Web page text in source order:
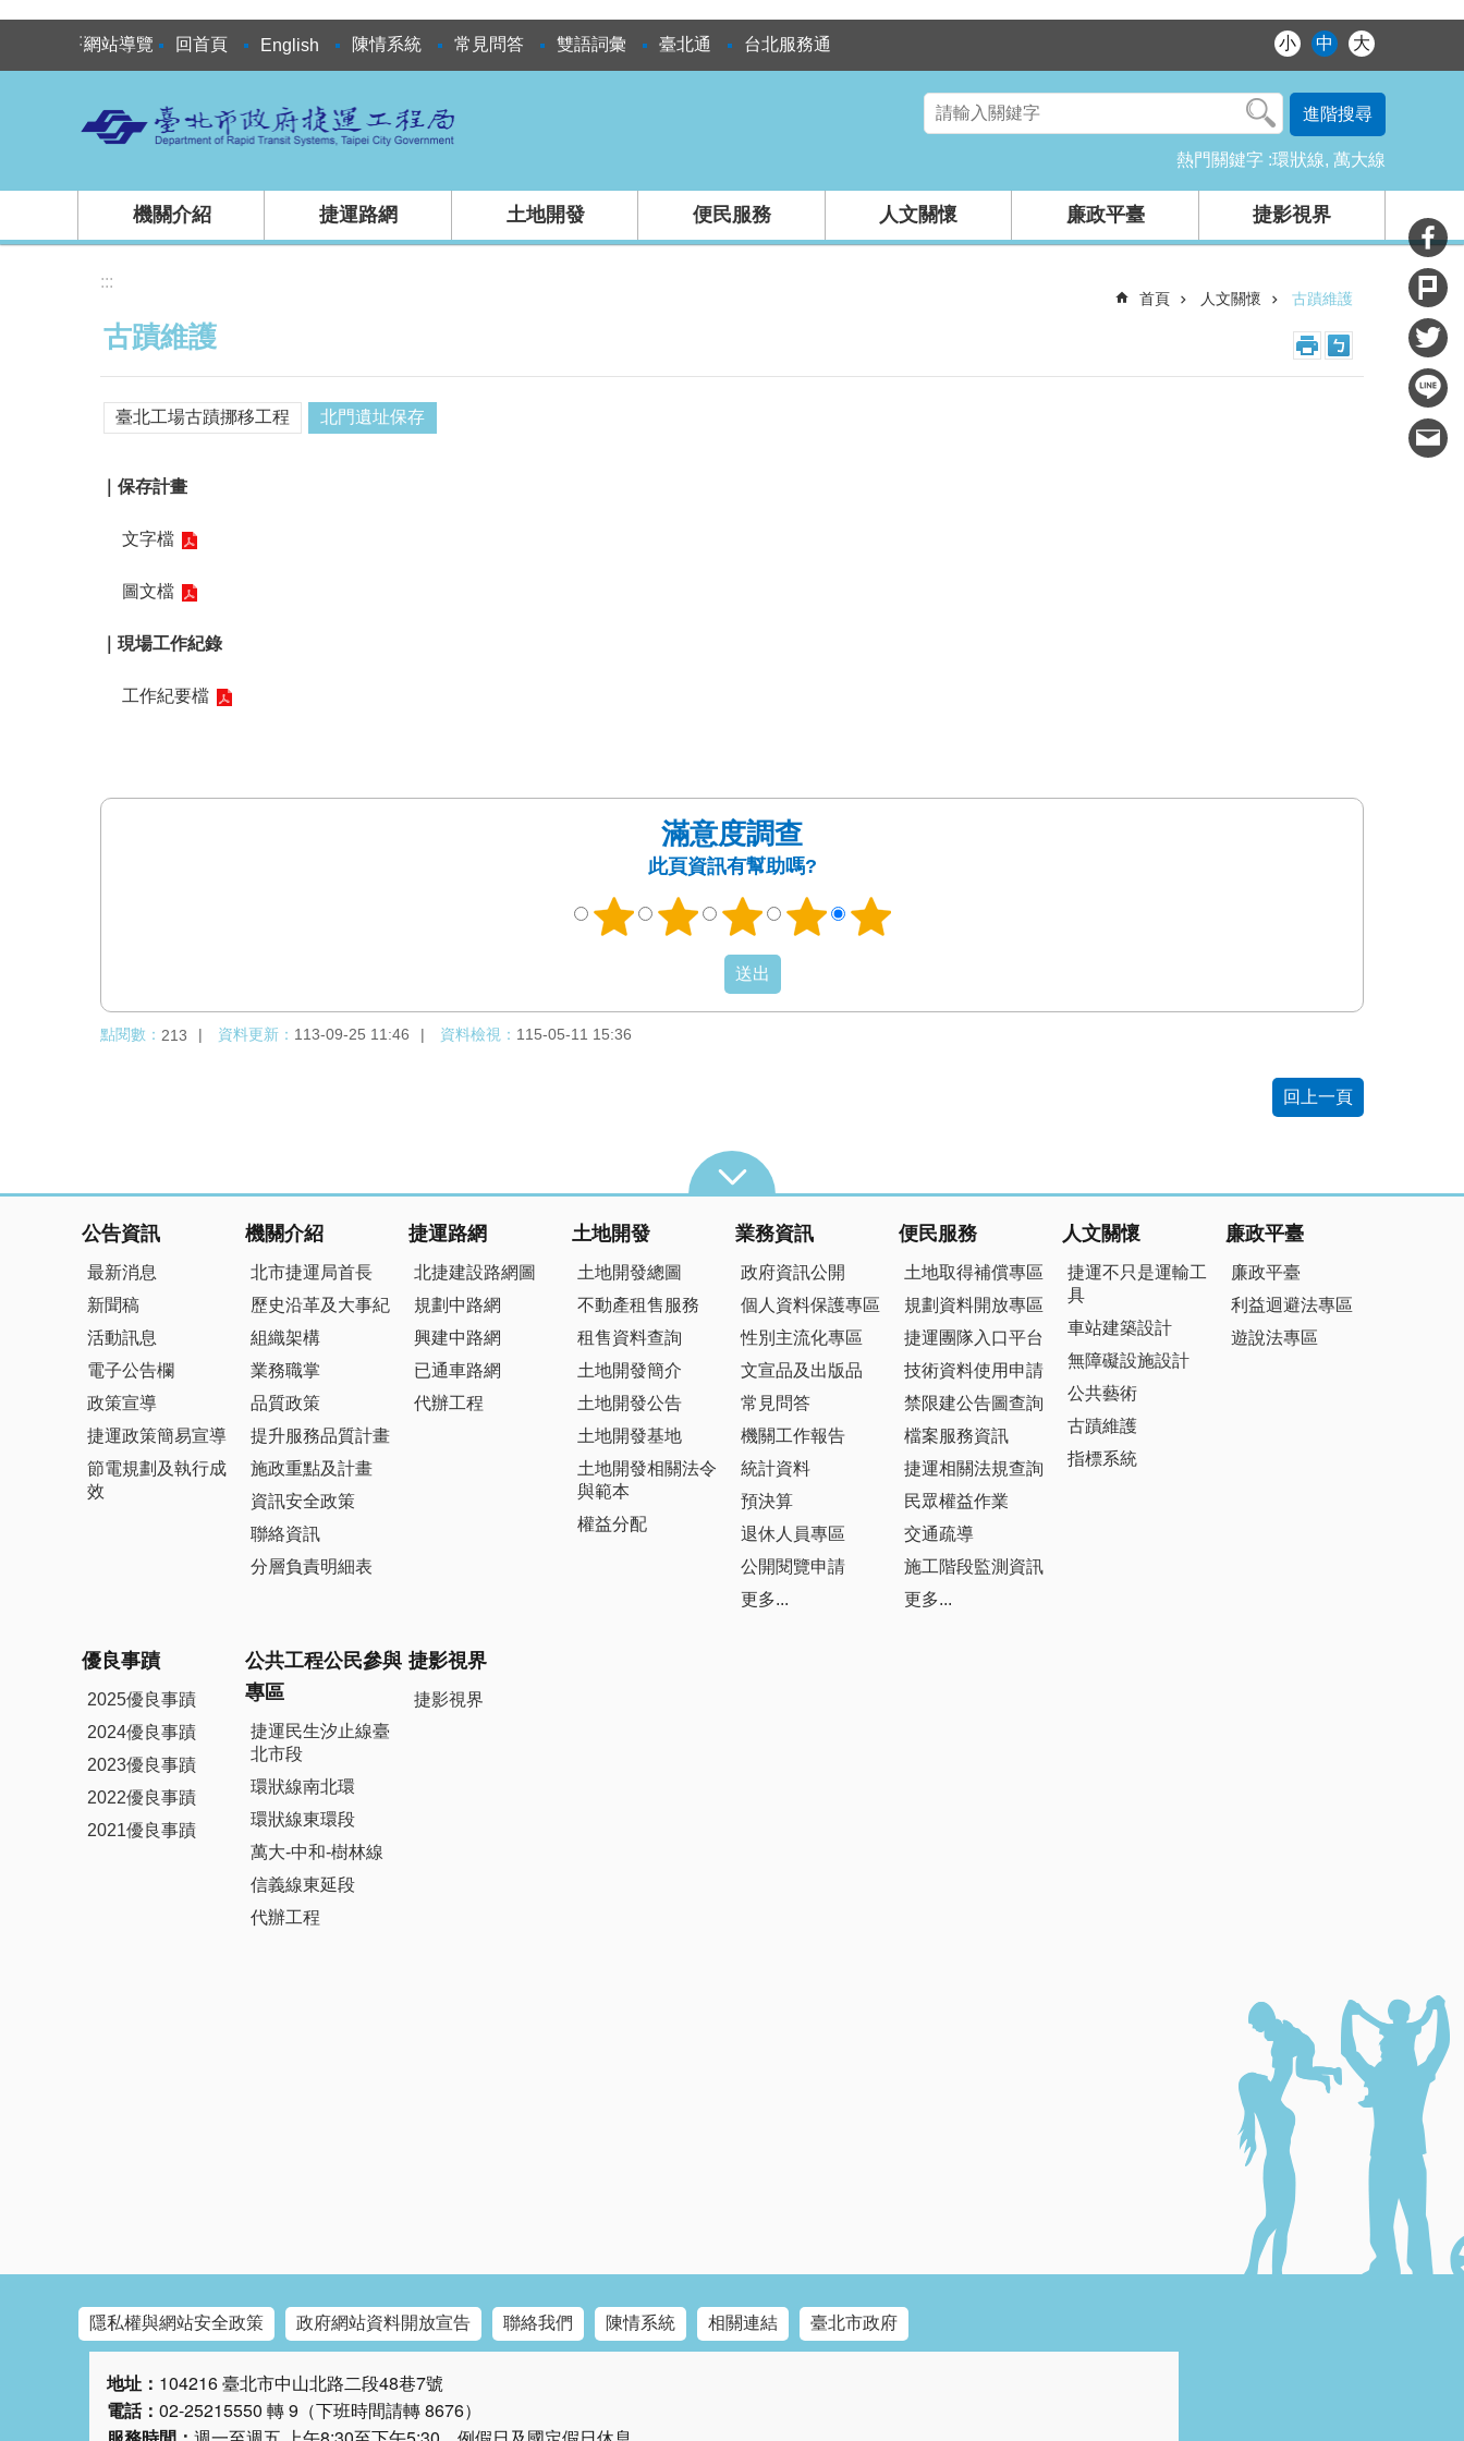
跳到主要內容區塊
:::網站導覽 回首頁 English 陳情系統 常見問答 雙語詞彙 臺北通 台北服務通 小 中 大
進階搜尋
熱門關鍵字 環狀線 萬大線
機關介紹 捷運路網 土地開發 便民服務 人文關懷 廉政平臺 捷影視界
:::
首頁 人文關懷 古蹟維護
古蹟維護
臺北工場古蹟挪移工程 北門遺址保存
｜保存計畫
文字檔
圖文檔
｜現場工作紀錄
工作紀要檔
滿意度調查
此頁資訊有幫助嗎?
點閱數： 213 資料更新： 113-09-25 11:46 資料檢視： 115-05-11 15:36
回上一頁
公告資訊
最新消息
新聞稿
活動訊息
電子公告欄
政策宣導
捷運政策簡易宣導
節電規劃及執行成
效
機關介紹
北市捷運局首長
歷史沿革及大事紀
組織架構
業務職掌
品質政策
提升服務品質計畫
施政重點及計畫
資訊安全政策
聯絡資訊
分層負責明細表
捷運路網
北捷建設路網圖
規劃中路網
興建中路網
已通車路網
代辦工程
土地開發
土地開發總圖
不動產租售服務
租售資料查詢
土地開發簡介
土地開發公告
土地開發基地
土地開發相關法令
與範本
權益分配
業務資訊
政府資訊公開
個人資料保護專區
性別主流化專區
文宣品及出版品
常見問答
機關工作報告
統計資料
預決算
退休人員專區
公開閱覽申請
更多...
便民服務
土地取得補償專區
規劃資料開放專區
捷運團隊入口平台
技術資料使用申請
禁限建公告圖查詢
檔案服務資訊
捷運相關法規查詢
民眾權益作業
交通疏導
施工階段監測資訊
更多...
人文關懷
捷運不只是運輸工
具
車站建築設計
無障礙設施設計
公共藝術
古蹟維護
指標系統
廉政平臺
廉政平臺
利益迴避法專區
遊說法專區
優良事蹟
2025優良事蹟
2024優良事蹟
2023優良事蹟
2022優良事蹟
2021優良事蹟
公共工程公民參與
專區
捷運民生汐止線臺
北市段
環狀線南北環
環狀線東環段
萬大-中和-樹林線
信義線東延段
代辦工程
捷影視界
捷影視界
隱私權與網站安全政策 政府網站資料開放宣告 聯絡我們 陳情系統 相關連結 臺北市政府
地址： 104216 臺北市中山北路二段48巷7號
電話： 02-25215550 轉 9（下班時間請轉 8676）